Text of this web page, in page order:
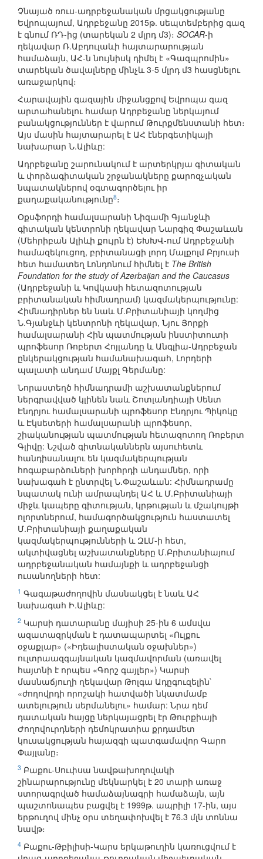
Չնայած ռուս-ադրբեջանական մրցակցությանը
Եվրոպայում, Ադրբեջանը 2015թ. սեպտեմբերից գազ
է գնում ՌԴ-ից (տարեկան 2 մլրդ մ3)։ SOCAR-ի
ղեկավար Ռ.Աբդուլաևի հայտարարության
համաձայն, ԱՀ-ն նույնիսկ դիմել է «Գազպրոմին»
տարեկան ծավալները մինչև 3-5 մլրդ մ3 հասցնելու
առաջարկով։
Հարավային գազային միջանցքով Եվրոպա գազ
արտահանելու համար Ադրբեջանը ներկայում
բանակցություններ է վարում Թուրքմենստանի հետ։
Այս մասին հայտարարել է ԱՀ էներգետիկայի
նախարար Ն.Ալիևը:
Ադրբեջանը շարունակում է արտերկրյա գիտական
և փորձագիտական շրջանակները քարոզչական
նպատակներով օգտագործելու իր
քաղաքականությունը8։
Օքսֆորդի համալսարանի Նիզամի Գյանջևի
գիտական կենտրոնի ղեկավար Նարգիզ Փաշաևան
(Մեհրիբան Ալիևի քույրն է) ԵԽԽՎ-ում Ադրբեջանի
համազեկուցող, բրիտանացի լորդ Մալքոլմ Բրյուսի
հետ համատեղ Լոնդոնում հիմնել է The British
Foundation for the study of Azerbaijan and the Caucasus
(Ադրբեջանի և Կովկասի հետազոտության
բրիտանական հիմնադրամ) կազմակերպությունը:
Հիմնադիրներ են նաև Մ.Բրիտանիայի կողմից
Ն.Գյանջևի կենտրոնի ղեկավար, Նյու Յորքի
համալսարանի Հին պատմության ինստիտուտի
պրոֆեսոր Ռոբերտ Հոյլանդը և Անգլիա-Ադրբեջան
ընկերակցության համանախագահ, Լորդերի
պալատի անդամ Մայքլ Գերմանը:
Նորաստեղծ հիմնադրամի աշխատանքներում
ներգրավված կլինեն նաև Շոտլանդիայի Սենտ
Էնդրյու համալսարանի պրոֆեսոր Էնդրյու Պիկոկը
և Էկսետերի համալսարանի պրոֆեսոր,
շիականության պատմության հետազոտող Ռոբերտ
Գլիվը: Նշված գիտնականներն այսուհետև
հանդիսանալու են կազմակերպության
հոգաբարձուների խորհրդի անդամներ, որի
նախագահ է ընտրվել Ն.Փաշաևան: Հիմնադրամը
նպատակ ունի ամրապնդել ԱՀ և Մ.Բրիտանիայի
միջև կապերը գիտության, կրթության և մշակույթի
ոլորտներում, համագործակցություն հաստատել
Մ.Բրիտանիայի քաղաքական
կազմակերպությունների և ԶԼՄ-ի հետ,
ակտիվացնել աշխատանքները Մ.Բրիտանիայում
ադրբեջանական համայնքի և ադրբեջանցի
ուսանողների հետ:
1 Գագաթաժողովին մասնակցել է նաև ԱՀ
նախագահ Ի.Ալիևը:
2 Կարսի դատարանը մայիսի 25-ին 6 ամսվա
ազատազրկման է դատապարտել «Ուլքու
օջաքլար» («Իդեալիստական օջախներ»)
ուլտրաազգայնական կազմավորման (առավել
հայտնի է որպես «Գորշ գայլեր») Կարսի
մասնաճյուղի ղեկավար Թոլգա Ադըգուզելին`
«ժողովրդի որոշակի հատվածի նկատմամբ
ատելություն սերմանելու» համար: Նրա դեմ
դատական հայցը ներկայացրել էր Թուրքիայի
Ժողովուրդների դեմոկրատիա քրդամետ
կուսակցության հայազգի պատգամավոր Գարո
Փայլանը։
3 Բաքու-Սուփսա նավթախողովակի
շինարարությունը մեկնարկել է 20 տարի առաջ
ստորագրված համաձայնագրի համաձայն, այն
պաշտոնապես բացվել է 1999թ. ապրիլի 17-ին, այս
երթուղով մինչ օրս տեղափոխվել է 76.3 մլն տոննա
նավթ։
4 Բաքու-Թբիլիսի-Կարս երկաթուղին կառուցվում է